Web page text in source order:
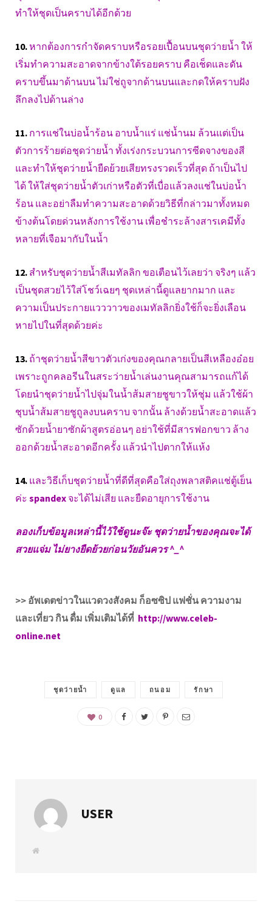
ทำให้ชุดเป็นคราบได้อีกด้วย
10.หากต้องการกำจัดคราบหรือรอยเปื้อนบนชุดว่ายน้ำ ให้
เริ่มทำความสะอาดจากข้างใต้รอยคราบ คือเช็ดและดัน
คราบขึ้นมาด้านบน ไม่ใช่ถูจากด้านบนและกดให้คราบฝัง
ลึกลงไปด้านล่าง
11. การแช่ในบ่อน้ำร้อน อาบน้ำแร่ แช่น้ำนม ล้วนแต่เป็น
ตัวการร้ายต่อชุดว่ายน้ำ ทั้งเร่งกระบวนการซีดจางของสี
และทำให้ชุดว่ายน้ำยืดย้วยเสียทรงรวดเร็วที่สุด ถ้าเป็นไป
ได้ ให้ใส่ชุดว่ายน้ำตัวเก่าหรือตัวที่เบื่อแล้วลงแช่ในบ่อน้ำ
ร้อน และอย่าลืมทำความสะอาดด้วยวิธีที่กล่าวมาทั้งหมด
ข้างต้นโดยด่วนหลังการใช้งาน เพื่อชำระล้างสารเคมีทั้ง
หลายที่เจือมากับในน้ำ
12. สำหรับชุดว่ายน้ำสีเมทัลลิก ขอเตือนไว้เลยว่า จริงๆ แล้ว
เป็นชุดสวยไว้ใส่โชว์เฉยๆ ชุดเหล่านี้ดูแลยากมาก และ
ความเป็นประกายแวววาวของเมทัลลิกยิ่งใช้ก็จะยิ่งเลือน
หายไปในที่สุดด้วยค่ะ
13. ถ้าชุดว่ายน้ำสีขาวตัวเก่งของคุณกลายเป็นสีเหลืองอ๋อย
เพราะถูกคลอรีนในสระว่ายน้ำเล่นงานคุณสามารถแก้ได้
โดยนำชุดว่ายน้ำไปจุ่มในน้ำส้มสายชูขาวให้ชุ่ม แล้วใช้ผ้า
ชุบน้ำส้มสายชูถูลงบนคราบ จากนั้น ล้างด้วยน้ำสะอาดแล้ว
ซักด้วยน้ำยาซักผ้าสูตรอ่อนๆ อย่าใช้ที่มีสารฟอกขาว ล้าง
ออกด้วยน้ำสะอาดอีกครั้ง แล้วนำไปตากให้แห้ง
14. และวิธีเก็บชุดว่ายน้ำที่ดีที่สุดคือใส่ถุงพลาสติคแช่ตู้เย็น
ค่ะ spandex จะได้ไม่เสีย และยืดอายุการใช้งาน
ลองเก็บข้อมูลเหล่านี้ไว้ใช้ดูนะจ๊ะ ชุดว่ายน้ำของคุณจะได้
สวยแจ่ม ไม่ยางยืดย้วยก่อนวัยอันควร ^_^
>> อัพเดตข่าวในแวดวงสังคม ก็อซซิป แฟชั่น ความงาม
และเที่ยว กิน ดื่ม เพิ่มเติมได้ที่ http://www.celeb-
online.net
ชุดว่ายน้ำ ดูแล ถนอม รักษา
0
USER
W